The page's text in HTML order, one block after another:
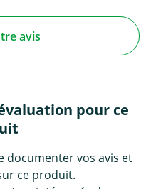
avis
pour ce
documenter vos avis et
ce produit.